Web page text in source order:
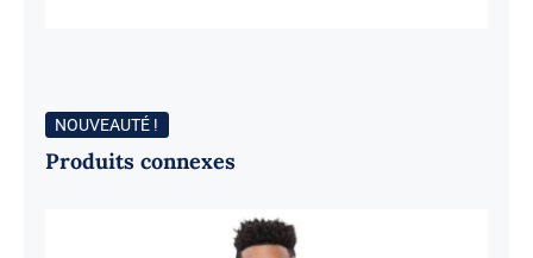
NOUVEAUTÉ !
Produits connexes